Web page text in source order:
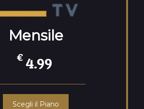
Mensile
€ 4.99
Scegli il Piano